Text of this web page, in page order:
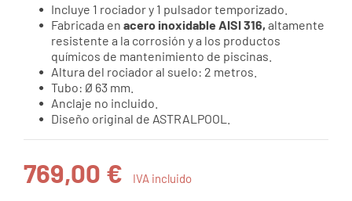
Incluye 1 rociador y 1 pulsador temporizado.
Fabricada en acero inoxidable AISI 316, altamente
resistente a la corrosión y a los productos
químicos de mantenimiento de piscinas.
Altura del rociador al suelo: 2 metros.
Tubo: Ø 63 mm.
Anclaje no incluido.
Diseño original de ASTRALPOOL.
769,00 € IVA incluido